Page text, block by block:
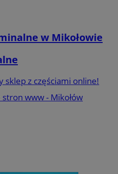
w Mikołowie
sklep z częściami online!
www - Mikołów